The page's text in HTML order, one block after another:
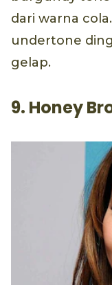
dari warna
undertone
gelap.
9. Honey